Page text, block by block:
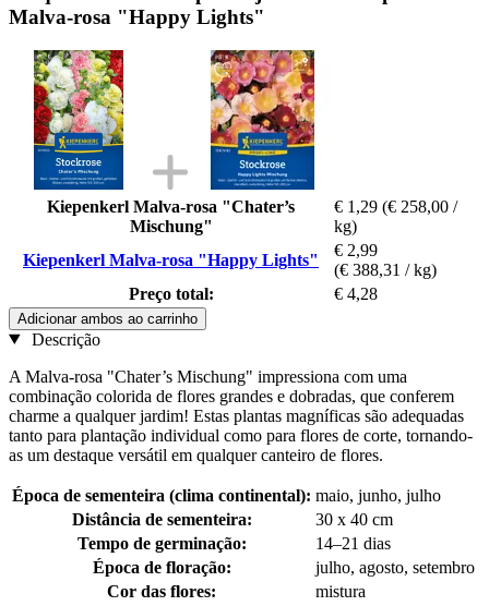
Malva-rosa "Happy Lights"
Kiepenkerl Malva-rosa "Chater’s
Mischung"
€ 1,29 (€ 258,00 /
kg)
Kiepenkerl Malva-rosa "Happy Lights"
€ 2,99
(€ 388,31 / kg)
Preço total:
€ 4,28
Adicionar ambos ao carrinho
Descrição
A Malva-rosa "Chater’s Mischung" impressiona com uma
combinação colorida de flores grandes e dobradas, que conferem
charme a qualquer jardim! Estas plantas magníficas são adequadas
tanto para plantação individual como para flores de corte, tornando-
as um destaque versátil em qualquer canteiro de flores.
Época de sementeira (clima continental): maio, junho, julho
Distância de sementeira:
30 x 40 cm
Tempo de germinação:
14–21 dias
Época de floração:
julho, agosto, setembro
Cor das flores:
mistura